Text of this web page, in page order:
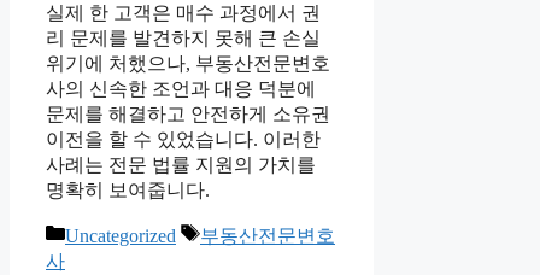
실제 한 고객은 매수 과정에서 권
리 문제를 발견하지 못해 큰 손실
위기에 처했으나, 부동산전문변호
사의 신속한 조언과 대응 덕분에
문제를 해결하고 안전하게 소유권
이전을 할 수 있었습니다. 이러한
사례는 전문 법률 지원의 가치를
명확히 보여줍니다.
Categories
Uncategorized Tags
부동산전문변호
사